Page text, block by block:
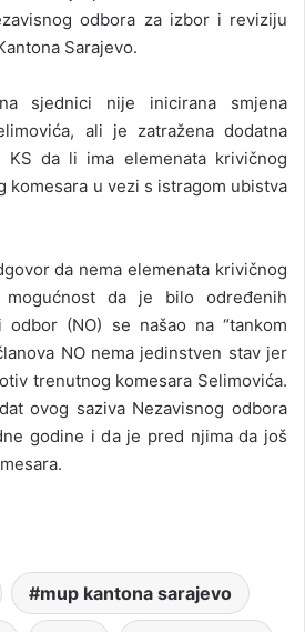
odbora za izbor i reviziju
Sarajevo.
sjednici nije inicirana smjena
ali je zatražena dodatna
KS da li ima elemenata krivičnog
komesara u vezi s istragom ubistva
da nema elemenata krivičnog
da je bilo određenih
odbor (NO) se našao na “tankom
NO nema jedinstven stav jer
trenutnog komesara Selimovića.
ovog saziva Nezavisnog odbora
godine i da je pred njima da još
mup kantona sarajevo